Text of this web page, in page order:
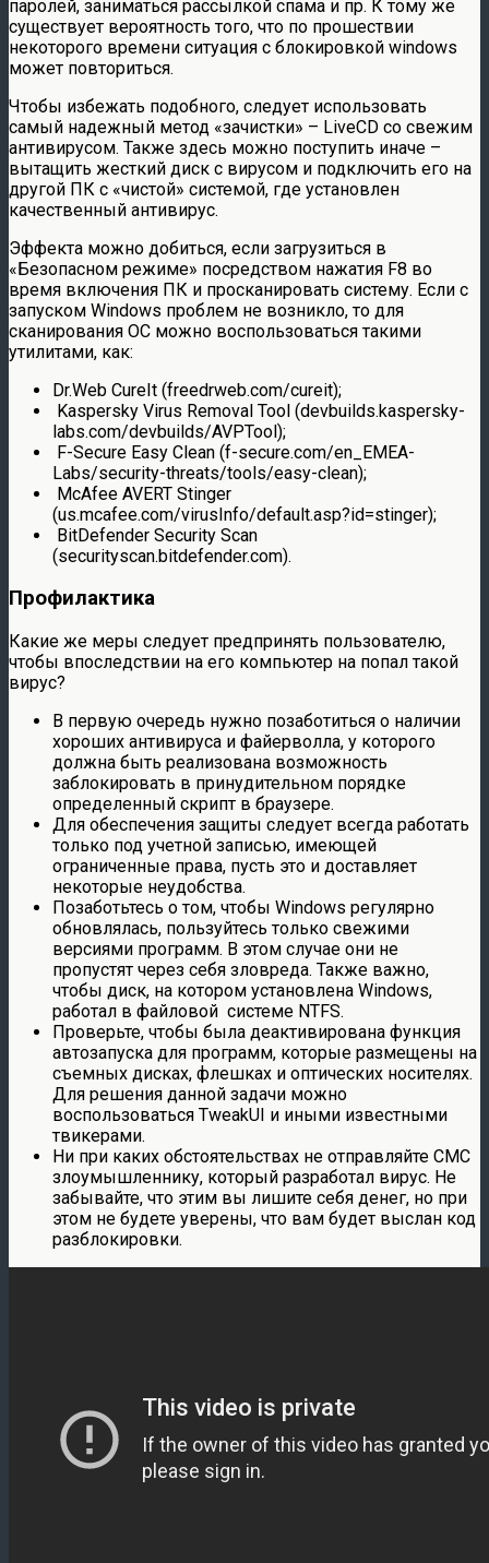
паролей, заниматься рассылкой спама и пр. К тому же
существует вероятность того, что по прошествии
некоторого времени ситуация с блокировкой windows
может повториться.
Чтобы избежать подобного, следует использовать
самый надежный метод «зачистки» – LiveCD со свежим
антивирусом. Также здесь можно поступить иначе –
вытащить жесткий диск с вирусом и подключить его на
другой ПК с «чистой» системой, где установлен
качественный антивирус.
Эффекта можно добиться, если загрузиться в
«Безопасном режиме» посредством нажатия F8 во
время включения ПК и просканировать систему. Если с
запуском Windows проблем не возникло, то для
сканирования ОС можно воспользоваться такими
утилитами, как:
Dr.Web CureIt (freedrweb.com/cureit);
Kaspersky Virus Removal Tool (devbuilds.kaspersky-
labs.com/devbuilds/AVPTool);
F-Secure Easy Clean (f-secure.com/en_EMEA-
Labs/security-threats/tools/easy-clean);
McAfee AVERT Stinger
(us.mcafee.com/virusInfo/default.asp?id=stinger);
BitDefender Security Scan
(securityscan.bitdefender.com).
Профилактика
Какие же меры следует предпринять пользователю,
чтобы впоследствии на его компьютер на попал такой
вирус?
В первую очередь нужно позаботиться о наличии
хороших антивируса и файерволла, у которого
должна быть реализована возможность
заблокировать в принудительном порядке
определенный скрипт в браузере.
Для обеспечения защиты следует всегда работать
только под учетной записью, имеющей
ограниченные права, пусть это и доставляет
некоторые неудобства.
Позаботьтесь о том, чтобы Windows регулярно
обновлялась, пользуйтесь только свежими
версиями программ. В этом случае они не
пропустят через себя зловреда. Также важно,
чтобы диск, на котором установлена Windows,
работал в файловой системе NTFS.
Проверьте, чтобы была деактивирована функция
автозапуска для программ, которые размещены на
съемных дисках, флешках и оптических носителях.
Для решения данной задачи можно
воспользоваться TweakUI и иными известными
твикерами.
Ни при каких обстоятельствах не отправляйте СМС
злоумышленнику, который разработал вирус. Не
забывайте, что этим вы лишите себя денег, но при
этом не будете уверены, что вам будет выслан код
разблокировки.